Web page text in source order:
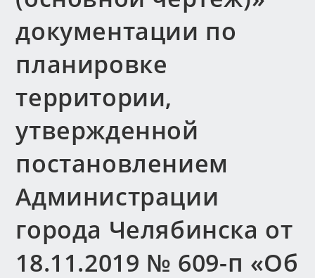
документации по
планировке
территории,
утвержденной
постановлением
Администрации
города Челябинска от
18.11.2019 № 609-п «Об